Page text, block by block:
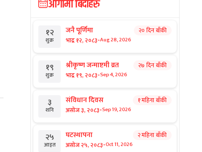
आगामी बिदाहरु
१२
शुक्र
जनै पूर्णिमा
भाद्र १२, २०८३-Aug 28, 2026
२० दिन बाँकी
१९
शुक्र
श्रीकृष्ण जन्माष्टमी व्रत
भाद्र १९, २०८३-Sep 4, 2026
२७ दिन बाँकी
३
शनि
संविधान दिवस
असोज ३, २०८३-Sep 19, 2026
१ महिना बाँकी
२५
आइत
घटस्थापना
असोज २५, २०८३-Oct 11, 2026
२ महिना बाँकी